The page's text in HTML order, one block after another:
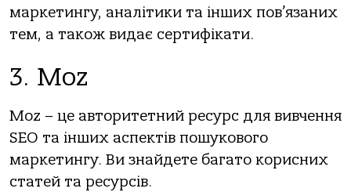
маркетингу, аналітики та інших пов’язаних
тем, а також видає сертифікати.
3. Moz
Moz – це авторитетний ресурс для вивчення
SEO та інших аспектів пошукового
маркетингу. Ви знайдете багато корисних
статей та ресурсів.